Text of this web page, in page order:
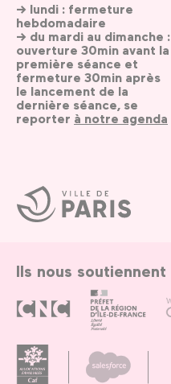
Ville
de
Paris
→ lundi : fermeture
hebdomadaire
→ du mardi au dimanche :
ouverture 30min avant la
première séance et
fermeture 30min après
le lancement de la
dernière séance, se
reporter à notre agenda
Ils nous soutiennent